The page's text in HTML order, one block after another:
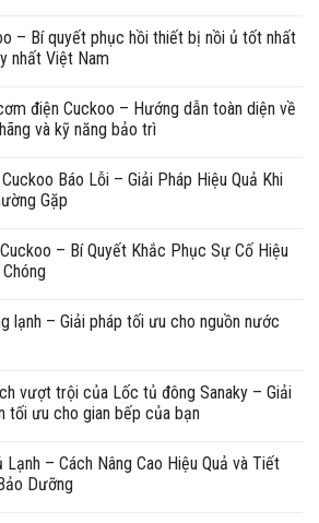
– Bí quyết phục hồi thiết bị nồi ủ tốt nhất
nhất Việt Nam
điện Cuckoo – Hướng dẫn toàn diện về
và kỹ năng bảo trì
Báo Lỗi – Giải Pháp Hiệu Quả Khi
Gặp
– Bí Quyết Khắc Phục Sự Cố Hiệu
lạnh – Giải pháp tối ưu cho nguồn nước
vượt trội của Lốc tủ đông Sanaky – Giải
tối ưu cho gian bếp của bạn
– Cách Nâng Cao Hiệu Quả và Tiết
Dưỡng